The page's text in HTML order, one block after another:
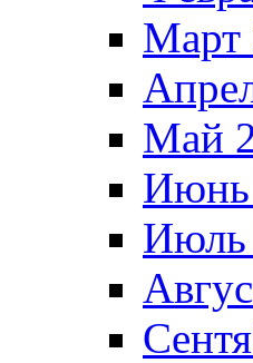
Март
Май
Июнь
Июль